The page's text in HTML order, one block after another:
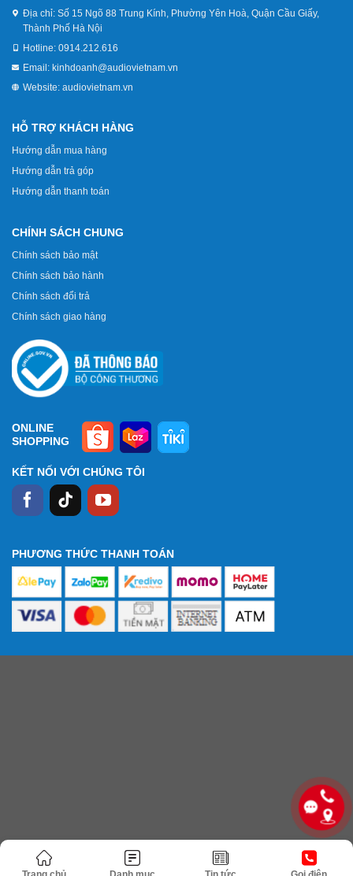
Địa chỉ: Số 15 Ngõ 88 Trung Kính, Phường Yên Hoà, Quận Cầu Giấy,
Thành Phố Hà Nội
Hotline: 0914.212.616
Email: kinhdoanh@audiovietnam.vn
Website: audiovietnam.vn
HỖ TRỢ KHÁCH HÀNG
Hướng dẫn mua hàng
Hướng dẫn trả góp
Hướng dẫn thanh toán
CHÍNH SÁCH CHUNG
Chính sách bảo mật
Chính sách bảo hành
Chính sách đổi trả
Chính sách giao hàng
ONLINE
SHOPPING
KẾT NỐI VỚI CHÚNG TÔI
PHƯƠNG THỨC THANH TOÁN